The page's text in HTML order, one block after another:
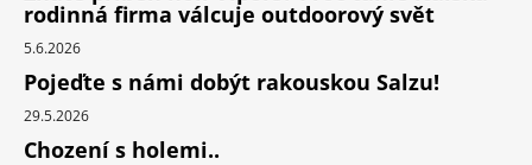
rodinná firma válcuje outdoorový svět
5.6.2026
Pojeďte s námi dobýt rakouskou Salzu!
29.5.2026
Chození s holemi..